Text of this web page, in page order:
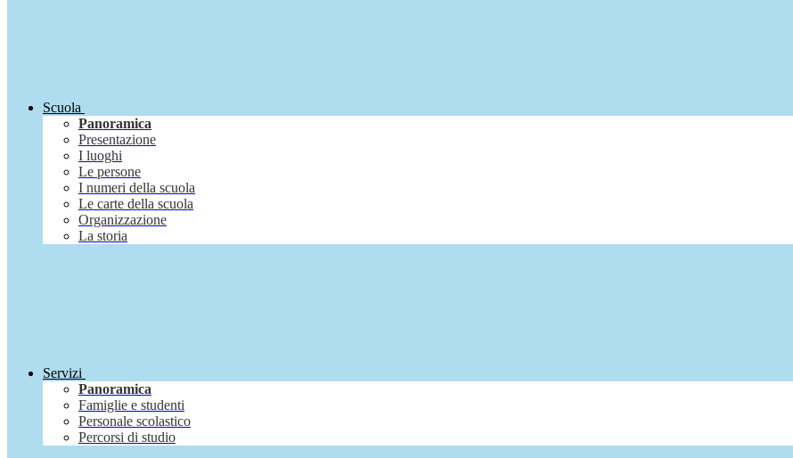
Scuola
Panoramica
Presentazione
I luoghi
Le persone
I numeri della scuola
Le carte della scuola
Organizzazione
La storia
Servizi
Panoramica
Famiglie e studenti
Personale scolastico
Percorsi di studio